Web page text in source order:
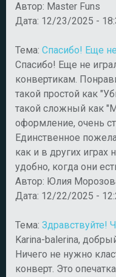
Автор: Master Funs
Дата: 12/23/2025 -
Тема: Спасибо! Еще
Спасибо! Еще не
конвертикам.
такой простой как
такой сложный как
оформление, очень
Единственное
как и в других играх
удобно, когда они
Автор: Юлия
Дата: 12/22/2025 -
Тема: Здравствуйте!
Karina-balerina,
Ничего не нужно
конверт. Это